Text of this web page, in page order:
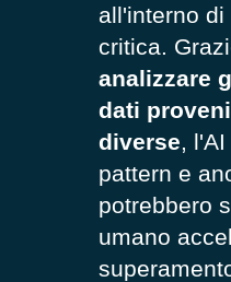
all'interno di
critica.
analizzare
dati
diverse ,
pattern e
potrebbero
umano